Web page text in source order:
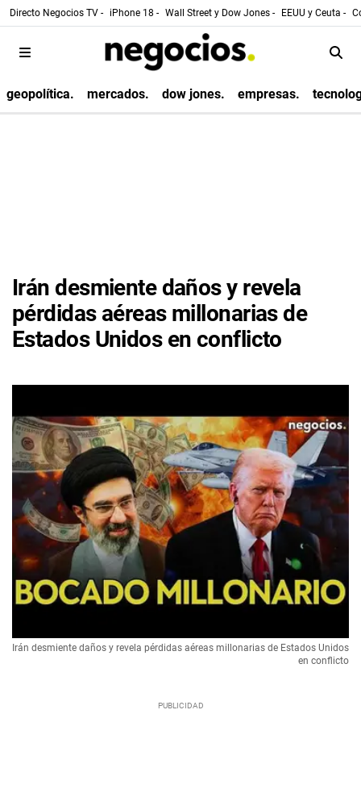
Directo Negocios TV - iPhone 18 - Wall Street y Dow Jones - EEUU y Ceuta -
geopolítica. mercados. dow jones. empresas.
Irán desmiente daños y revela
pérdidas aéreas millonarias de
Estados Unidos en conflicto
Irán desmiente daños y revela pérdidas aéreas millonarias de Estados Unidos
en conflicto